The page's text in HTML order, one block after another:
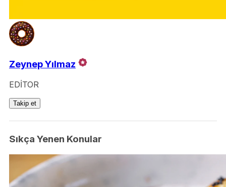
Zeynep Yılmaz
EDİTOR
Takip et
Sıkça Yenen Konular